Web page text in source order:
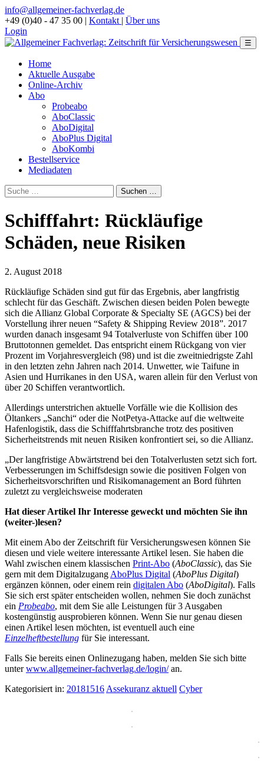
info@allgemeiner-fachverlag.de
+49 (0)40 - 47 35 00 | Kontakt | Über uns
Login
☰
Home
Aktuelle Ausgabe
Online-Archiv
Abo
Probeabo
AboClassic
AboDigital
AboPlus Digital
AboKombi
Bestellservice
Mediadaten
Schifffahrt: Rückläufige
Schäden, neue Risiken
2. August 2018
Rückläufige Schäden sind gut für das Ergebnis, aber langfristig
schlecht für das Geschäft. Zwischen diesen beiden Polen bewegte
sich die Allianz Global Corporate & Specialty SE (AGCS) bei der
Vorstellung ihrer neuen “Safety & Shipping Review 2018”. 2017
wurden danach insgesamt 94 Totalverluste von Schiffen über 100
Bruttotonnen gemeldet. Das entspricht einem Rückgang von vier
Prozent im Vorjahresvergleich (98) und ist die zweitniedrigste Zahl
in den letzten zehn Jahren nach 2014. Unwetter, wie Taifune in
Asien und Hurrikanes in den USA, waren allein für den Verlust von
über 20 Schiffen verantwortlich.
Allerdings unterstrichen aktuelle Vorfälle wie die Kollision des
Öltankers „Sanchi“ oder die NotPetya-Attacke auf die weltweite
Hafenlogistik, dass die Schifffahrtsbranche trotz des positiven
Sicherheitstrends mit neuen Risiken konfrontiert sei, so die Allianz.
„Der langfristige Abwärtstrend bei den Totalverlusten setzt sich fort.
Verbesserungen im Schiffsdesign sowie die positiven Folgen von
Sicherheitsvorschriften und Risikomanagement an Bord führten
zuletzt zu vergleichsweise moderaten
Hat dieser Artikel Ihr Interesse geweckt und möchten Sie ihn
(weiter-)lesen?
Mit einem Abo der Zeitschrift für Versicherungswesen können Sie
diesen und viele weitere interessante Artikel lesen. Sie haben die
Wahl zwischen einem klassischen Print-Abo (AboClassic), das Sie
gern mit dem Digitalzugang AboPlus Digital (AboPlus Digital)
ergänzen können, oder einem rein digitalen Abo (AboDigital). Falls
Sie sich erst später entscheiden wollen, nehmen Sie doch zunächst
ein Probeabo, mit dem Sie alle Leistungen für 3 Ausgaben
kostengünstig ausprobieren können. Wenn Sie nur genau diesen
einen Artikel lesen möchten, ist eventuell auch eine
Einzelheftbestellung für Sie interessant.
Falls Sie bereits einen Onlinezugang haben, melden Sie sich bitte
unterwww.allgemeiner-fachverlag.de/login/an.
Kategorisiert in: 20181516 Assekuranz aktuell Cyber